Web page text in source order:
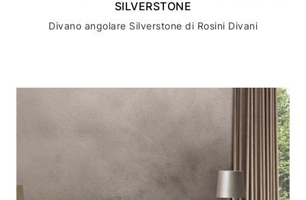
SILVERSTONE
Divano angolare Silverstone di Rosini Divani